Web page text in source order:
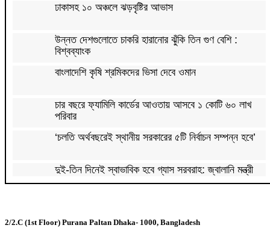
ঢাকাসহ ১০ অঞ্চলে ঝড়বৃষ্টির আভাস
উন্নত দেশগুলোতে চাকরি হারানোর ঝুঁকি তিন গুণ বেশি :
বিশ্বব্যাংক
বাংলাদেশি কৃষি শ্রমিকদের ভিসা দেবে ওমান
চার বছরে ফ্যামিলি কার্ডের আওতায় আসবে ১ কোটি ৬০ লাখ
পরিবার
‘চলতি অর্থবছরেই স্থানীয় সরকারের ৫টি নির্বাচন সম্পন্ন হবে’
দুই-তিন দিনেই স্বাভাবিক হবে গ্যাস সরবরাহ: জ্বালানি মন্ত্রী
2/2.C (1st Floor) Purana Paltan Dhaka- 1000, Bangladesh